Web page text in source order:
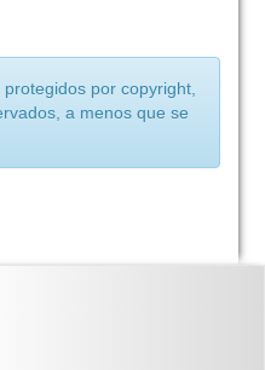
por copyright,
a menos que se